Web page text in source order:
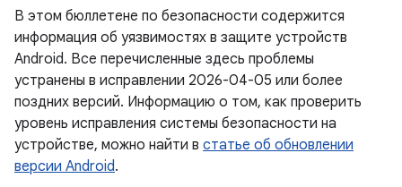
В этом бюллетене по безопасности содержится
информация об уязвимостях в защите устройств
Android. Все перечисленные здесь проблемы
устранены в исправлении 2026-04-05 или более
поздних версий. Информацию о том, как проверить
уровень исправления системы безопасности на
устройстве, можно найти в статье об обновлении
версии Android.